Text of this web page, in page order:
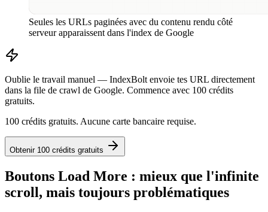
Seules les URLs paginées avec du contenu rendu côté
serveur apparaissent dans l'index de Google
Oublie le travail manuel — IndexBolt envoie tes URL directement
dans la file de crawl de Google. Commence avec 100 crédits
gratuits.
100 crédits gratuits. Aucune carte bancaire requise.
Obtenir 100 crédits gratuits
Boutons Load More : mieux que l'infinite
scroll, mais toujours problématiques